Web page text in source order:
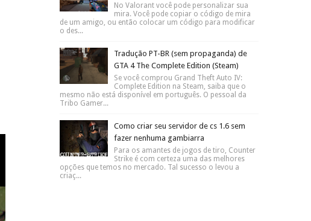
No Valorant você pode personalizar sua
mira. Você pode copiar o código de mira
de um amigo, ou então colocar um código para modificar
o des...
Tradução PT-BR (sem propaganda) de
GTA 4 The Complete Edition (Steam)
Se você comprou Grand Theft Auto IV:
Complete Edition na Steam, saiba que o
mesmo não está disponível em português. O pessoal da
Tribo Gamer...
Como criar seu servidor de cs 1.6 sem
fazer nenhuma gambiarra
Para os amantes de jogos de tiro, Counter
Strike é com certeza uma das melhores
opções que temos no mercado. Tal sucesso o levou a
criaç...